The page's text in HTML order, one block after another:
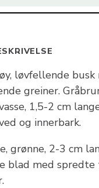
løvfellende
greiner.
1,5-2 cm
og innerbark.
grønne, 2-3 cm
blad med spredte